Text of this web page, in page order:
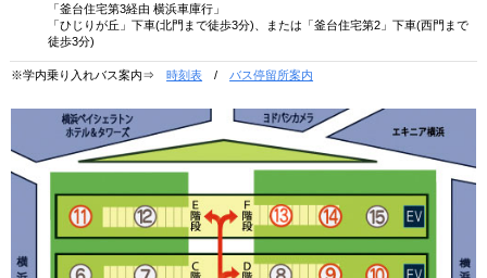
「釜台住宅第3経由 横浜車庫行」
「ひじりが丘」下車(北門まで徒歩3分)、または「釜台住宅第2」下車(西門まで
徒歩3分)
※学内乗り入れバス案内⇒ 時刻表 / バス停留所案内